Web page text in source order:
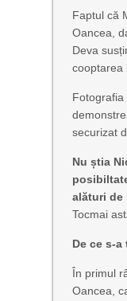
Faptul că
Oancea,
Deva
cooptarea
Fotografia
securizat
Nu știa
alături de
Tocmai
De ce s-
În primul
Oancea,